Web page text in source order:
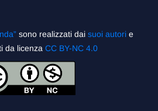
sono realizzati dai suoi autori e
da licenza CC BY-NC 4.0